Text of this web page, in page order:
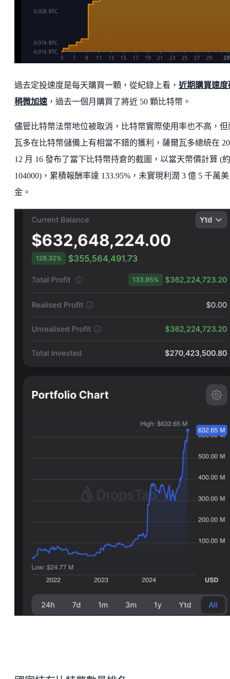
過去定投速度是每天購買一顆，從紀錄上看， 近期購買速度
稍微加速 ，過去一個月購買了將近 50 顆比特幣。
儘管比特幣法幣地位被取消，比特幣實際使用率也不高，但
瓦多在比特幣儲備上有相當不錯的獲利，薩爾瓦多總統在
12 月 16 發布了當下比特幣持倉的截圖，以當天幣價計算 (約
104000)，累積報酬率達 133.95%，未實現利潤 3 億 5 千萬美
金。